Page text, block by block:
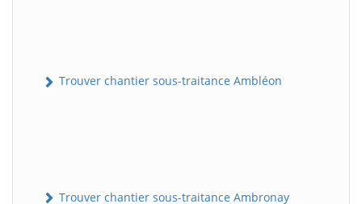
Trouver chantier sous-traitance Ambléon
Trouver chantier sous-traitance Ambronay